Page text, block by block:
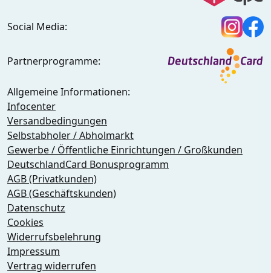
Social Media:
Partnerprogramme:
Allgemeine Informationen:
Infocenter
Versandbedingungen
Selbstabholer / Abholmarkt
Gewerbe / Öffentliche Einrichtungen / Großkunden
DeutschlandCard Bonusprogramm
AGB (Privatkunden)
AGB (Geschäftskunden)
Datenschutz
Cookies
Widerrufsbelehrung
Impressum
Vertrag widerrufen